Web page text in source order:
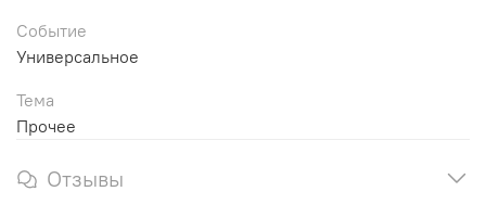
Событие
Универсальное
Тема
Прочее
Отзывы